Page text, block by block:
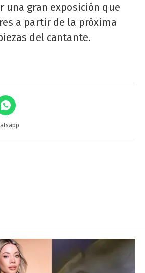
una gran exposición que
a partir de la próxima
del cantante.